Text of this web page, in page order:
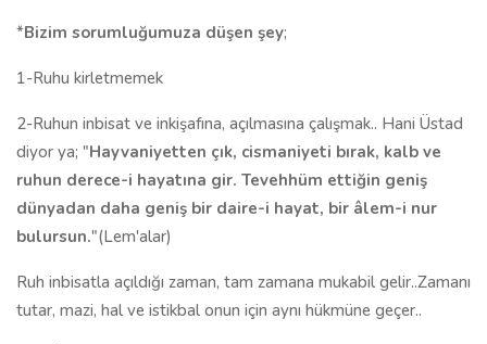
*Bizim sorumluğumuza düşen şey;
1-Ruhu kirletmemek
2-Ruhun inbisat ve inkişafına, açılmasına çalışmak.. Hani Üstad
diyor ya; "Hayvaniyetten çık, cismaniyeti bırak, kalb ve
ruhun derece-i hayatına gir. Tevehhüm ettiğin geniş
dünyadan daha geniş bir daire-i hayat, bir âlem-i nur
bulursun."(Lem'alar)
Ruh inbisatla açıldığı zaman, tam zamana mukabil gelir..Zamanı
tutar, mazi, hal ve istikbal onun için aynı hükmüne geçer..